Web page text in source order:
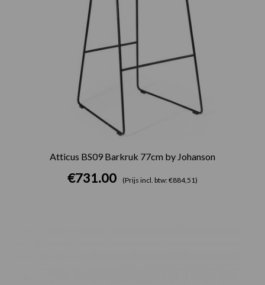
Atticus BS09 Barkruk 77cm by Johanson
€731.00 (Prijs incl. btw: €884,51)